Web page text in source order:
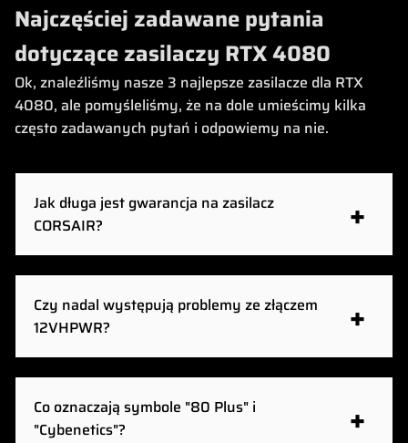
Najczęściej zadawane pytania
dotyczące zasilaczy RTX 4080
Ok, znaleźliśmy nasze 3 najlepsze zasilacze dla RTX
4080, ale pomyśleliśmy, że na dole umieścimy kilka
często zadawanych pytań i odpowiemy na nie.
Jak długa jest gwarancja na zasilacz
CORSAIR?
Gwarancjędla każdego konkretnego zasilacza
można znaleźć na naszej stronie pomocy
technicznej.
Czy nadal występują problemy ze złączem
12VHPWR?
ono w pełni osadzone po podłączeniu. Można tego
Co oznaczają symbole "80 Plus" i
"Cybenetics"?